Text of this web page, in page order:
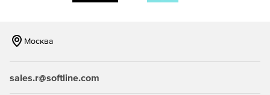
Управление сервисами возврата расходов на
Москва
sales.r@softline.com